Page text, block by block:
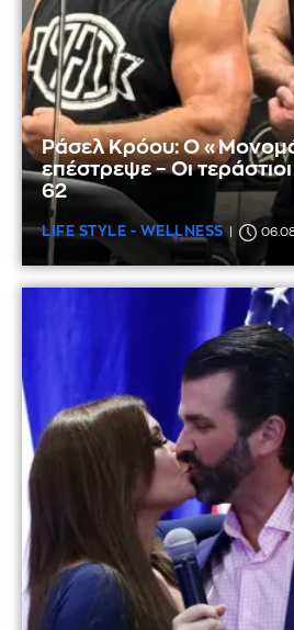
Ράσελ Κρόου: Ο
επέστρεψε – Οι
62
LIFE STYLE - WELLNESS